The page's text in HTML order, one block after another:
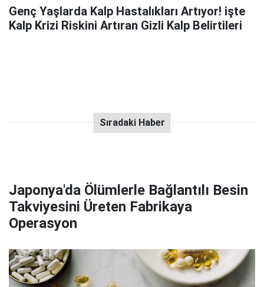
Genç Yaşlarda Kalp Hastalıkları Artıyor! işte
Kalp Krizi Riskini Artıran Gizli Kalp Belirtileri
Japonya'da Ölümlerle Bağlantılı Besin
Takviyesini Üreten Fabrikaya
Operasyon